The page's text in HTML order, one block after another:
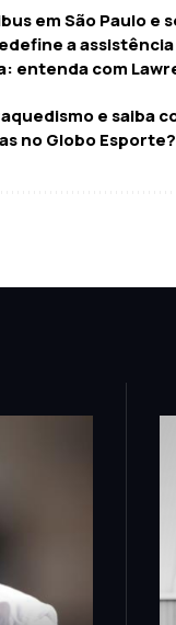
em São Paulo e
a
entenda com
e saiba
no Globo Esporte?